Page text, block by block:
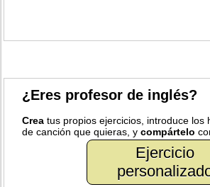
¿Eres profesor de inglés?
Crea tus propios ejercicios, introduce los
de canción que quieras, ycompártelo
Ejercicio